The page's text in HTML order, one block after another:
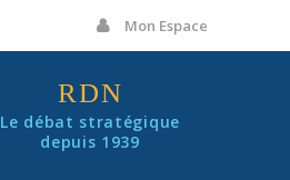
Mon Espace
RDN
Le débat stratégique
depuis 1939